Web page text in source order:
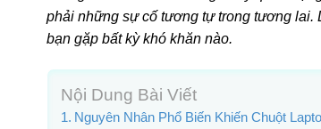
phải những sự cố tương tự trong tương lai.
bạn gặp bất kỳ khó khăn nào.
Nội Dung Bài Viết
Nguyên Nhân Phổ Biến Khiến Chuột